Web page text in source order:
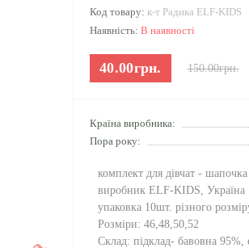
Код товару: к-т Радика ELF-KIDS
Наявність: В наявності
40.00грн. 150.00грн.
Країна виробника:
Пора року:
комплект для дівчат -
виробник ELF-KIDS, Україна
упаковка 10шт. різного
Розміри: 46,48,50,52
Склад: підклад- бавовна 95%,